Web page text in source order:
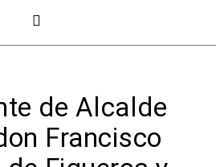
de Alcalde
Francisco